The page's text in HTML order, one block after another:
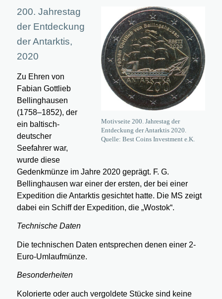
Motivseite 200. Jahrestag der
Entdeckung der Antarktis 2020.
Quelle: Best Coins Investment e.K.
200. Jahrestag
der Entdeckung
der Antarktis,
2020
Zu Ehren von
Fabian Gottlieb
Bellinghausen
(1758–1852), der
ein baltisch-
deutscher
Seefahrer war,
wurde diese
Gedenkmünze im Jahre 2020 geprägt. F. G.
Bellinghausen war einer der ersten, der bei einer
Expedition die Antarktis gesichtet hatte. Die MS zeigt
dabei ein Schiff der Expedition, die „Wostok“.
Technische Daten
Die technischen Daten entsprechen denen einer 2-
Euro-Umlaufmünze.
Besonderheiten
Kolorierte oder auch vergoldete Stücke sind keine